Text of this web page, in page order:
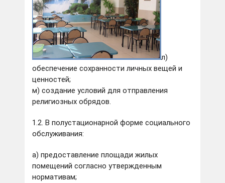
л)
обеспечение сохранности личных вещей и
ценностей;
м) создание условий для отправления
религиозных обрядов.
1.2. В полустационарной форме социального
обслуживания:
а) предоставление площади жилых
помещений согласно утвержденным
нормативам;